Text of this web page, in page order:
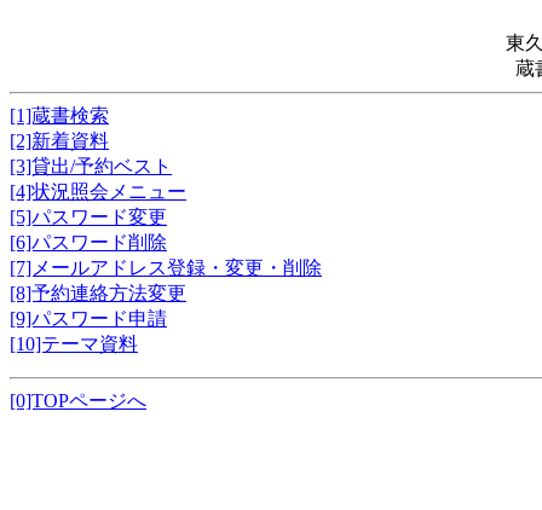
東
蔵
[1]蔵書検索
[2]新着資料
[3]貸出/予約ベスト
[4]状況照会メニュー
[5]パスワード変更
[6]パスワード削除
[7]メールアドレス登録・変更・削除
[8]予約連絡方法変更
[9]パスワード申請
[10]テーマ資料
[0]TOPページへ